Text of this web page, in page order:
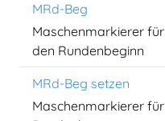
MRd-Beg
Maschenmarkierer für
den Rundenbeginn
MRd-Beg setzen
Maschenmarkierer für